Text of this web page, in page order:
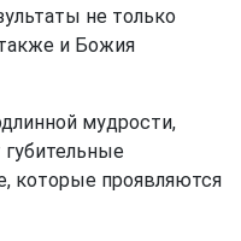
не только
и Божия
мудрости,
губительные
которые проявляются